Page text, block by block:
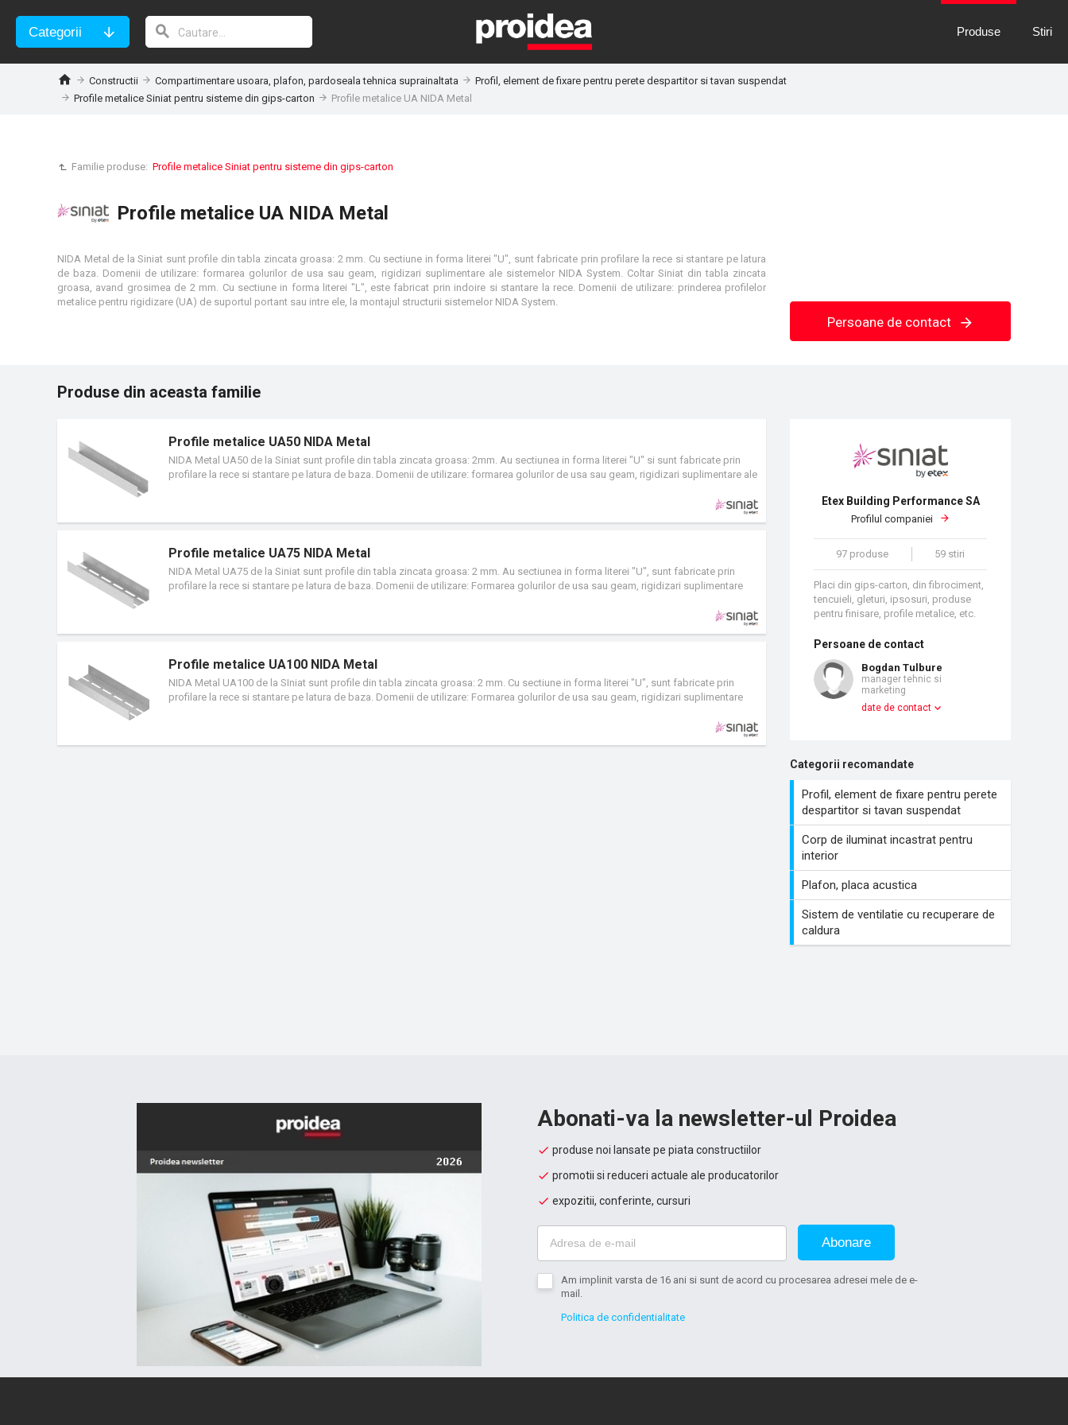
Categorii Produse Stiri
Constructii Compartimentare usoara, plafon, pardoseala tehnica suprainaltata
Profil, element de fixare pentru perete despartitor si tavan suspendat
Profile metalice Siniat pentru sisteme din gips-carton
Profile metalice UA NIDA Metal
Familie produse: Profile metalice Siniat pentru sisteme din gips-carton
Profile metalice UA NIDA Metal
NIDA Metal de la Siniat sunt profile din tabla zincata groasa: 2 mm. Cu sectiune in forma literei "U", sunt fabricate prin profilare la rece si stantare pe latura
de baza. Domenii de utilizare: formarea golurilor de usa sau geam, rigidizari suplimentare ale sistemelor NIDA System. Coltar Siniat din tabla zincata
groasa, avand grosimea de 2 mm. Cu sectiune in forma literei "L", este fabricat prin indoire si stantare la rece. Domenii de utilizare: prinderea profilelor
metalice pentru rigidizare (UA) de suportul portant sau intre ele, la montajul structurii sistemelor NIDA System.
Persoane de contact
Etex Building Performance SA
Profilul companiei
97 produse 59 stiri
Placi din gips-carton, din fibrociment,
tencuieli, gleturi, ipsosuri, produse
pentru finisare, profile metalice, etc.
Persoane de contact
Bogdan Tulbure
manager tehnic si
marketing
date de contact
Categorii recomandate
Profil, element de fixare pentru perete
despartitor si tavan suspendat
Corp de iluminat incastrat pentru
interior
Plafon, placa acustica
Sistem de ventilatie cu recuperare de
caldura
Produse din aceasta familie
Profile metalice UA50 NIDA Metal
NIDA Metal UA50 de la Siniat sunt profile din tabla zincata groasa: 2mm. Au sectiunea in forma literei "U" si sunt fabricate prin
profilare la rece si stantare pe latura de baza. Domenii de utilizare: formarea golurilor de usa sau geam, rigidizari suplimentare ale
Profile metalice UA75 NIDA Metal
NIDA Metal UA75 de la Siniat sunt profile din tabla zincata groasa: 2 mm. Au sectiunea in forma literei "U", sunt fabricate prin
profilare la rece si stantare pe latura de baza. Domenii de utilizare: Formarea golurilor de usa sau geam, rigidizari suplimentare
Profile metalice UA100 NIDA Metal
NIDA Metal UA100 de la SIniat sunt profile din tabla zincata groasa: 2 mm. Cu sectiune in forma literei "U", sunt fabricate prin
profilare la rece si stantare pe latura de baza. Domenii de utilizare: Formarea golurilor de usa sau geam, rigidizari suplimentare
Abonati-va la newsletter-ul Proidea
produse noi lansate pe piata constructiilor
promotii si reduceri actuale ale producatorilor
expozitii, conferinte, cursuri
Abonare
Am implinit varsta de 16 ani si sunt de acord cu procesarea adresei mele de e-
mail.
Politica de confidentialitate